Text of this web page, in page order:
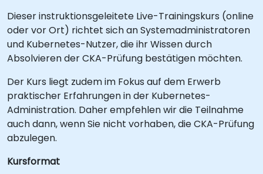
Dieser instruktionsgeleitete Live-Trainingskurs (online
oder vor Ort) richtet sich an Systemadministratoren
und Kubernetes-Nutzer, die ihr Wissen durch
Absolvieren der CKA-Prüfung bestätigen möchten.
Der Kurs liegt zudem im Fokus auf dem Erwerb
praktischer Erfahrungen in der Kubernetes-
Administration. Daher empfehlen wir die Teilnahme
auch dann, wenn Sie nicht vorhaben, die CKA-Prüfung
abzulegen.
Kursformat